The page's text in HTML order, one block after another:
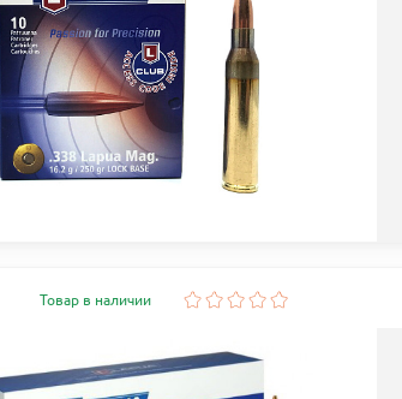
Товар в наличии